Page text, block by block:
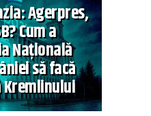
Agerpres,
Cum a
Națională
să facă